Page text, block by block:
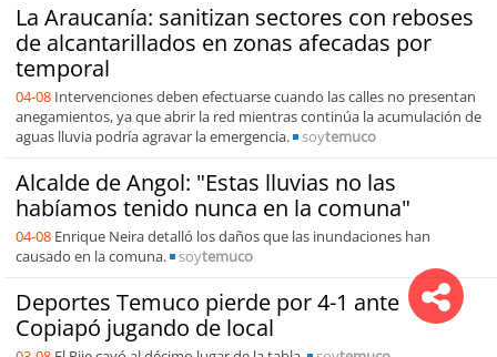
La Araucanía: sanitizan sectores con reboses
de alcantarillados en zonas afecadas por
temporal
04-08 Intervenciones deben efectuarse cuando las calles no presentan
anegamientos, ya que abrir la red mientras continúa la acumulación de
aguas lluvia podría agravar la emergencia.
soytemuco
Alcalde de Angol: "Estas lluvias no las
habíamos tenido nunca en la comuna"
04-08 Enrique Neira detalló los daños que las inundaciones han
causado en la comuna.
soytemuco
Deportes Temuco pierde por 4-1 ante
Copiapó jugando de local